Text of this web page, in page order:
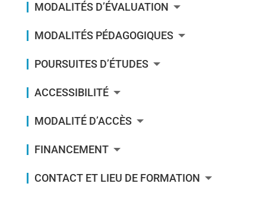
MODALITÉS D’ÉVALUATION
MODALITÉS PÉDAGOGIQUES
POURSUITES D’ÉTUDES
ACCESSIBILITÉ
MODALITÉ D’ACCÈS
FINANCEMENT
CONTACT ET LIEU DE FORMATION